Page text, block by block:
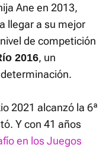
Ane en 2013,
llegar a su mejor
de competición
2016, un
2021 alcanzó la 6ª
Y con 41 años
en los Juegos